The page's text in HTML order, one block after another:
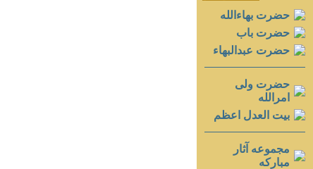
حضرت بهاءالله
حضرت باب
حضرت عبدالبهاء
حضرت ولی
امرالله
بيت العدل اعظم
مجموعه آثار
مباركه